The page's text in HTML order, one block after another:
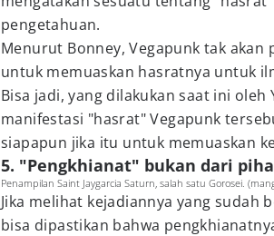
pengetahuan.
Menurut Bonney, Vegapunk tak
untuk memuaskan hasratnya untuk
Bisa jadi, yang dilakukan saat ini oleh
manifestasi "hasrat" Vegapunk
siapapun jika itu untuk memuaskan
5. "Pengkhianat" bukan dari
Penampilan Saint Jaygarcia Saturn, salah satu Gorosei.
Jika melihat kejadiannya yang sudah
bisa dipastikan bahwa